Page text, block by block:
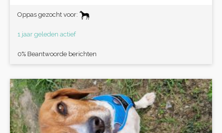
Oppas gezocht voor:
1 jaar geleden actief
0% Beantwoorde berichten